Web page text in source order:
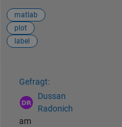
matlab
plot
label
Gefragt:
Dussan
Radonich
am